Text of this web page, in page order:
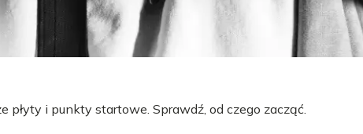
i punkty startowe. Sprawdź, od czego zacząć.